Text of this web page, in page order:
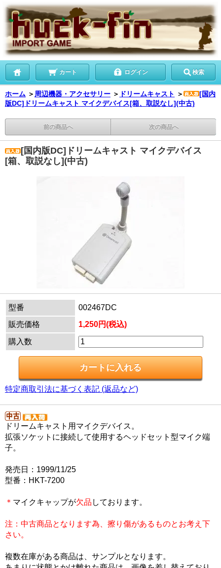
カート ログイン 検索
ホーム ＞ 周辺機器・アクセサリー ＞ ドリームキャスト ＞
[国内
版DC]ドリームキャスト マイクデバイス[箱、取説なし](中古)
前の商品へ 次の商品へ
[国内版DC]ドリームキャスト マイクデバイス
[箱、取説なし](中古)
型番
002467DC
販売価格
1,250円(税込)
購入数
特定商取引法に基づく表記 (返品など)
ドリームキャスト用マイクデバイス。
拡張ソケットに接続して使用するヘッドセット型マイク端
子。
発売日：1999/11/25
型番：HKT-7200
＊ マイクキャップが欠品 しております。
注：中古商品となります為、擦り傷があるものとお考え下
さい。
複数在庫がある商品は、サンプルとなります。